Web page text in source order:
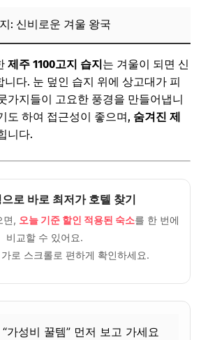
: 신비로운 겨울 왕국
제주 1100고지 습지는 겨울이 되면 신
다. 눈 덮인 습지 위에 상고대가 피
가지들이 고요한 풍경을 만들어냅니
도 하여 접근성이 좋으며, 숨겨진 제
니다.
로 바로 최저가 호텔 찾기
면, 오늘 기준 할인 적용된 숙소를 한 번에
비교할 수 있어요.
로 스크롤로 편하게 확인하세요.
가성비 꿀템” 먼저 보고 가세요